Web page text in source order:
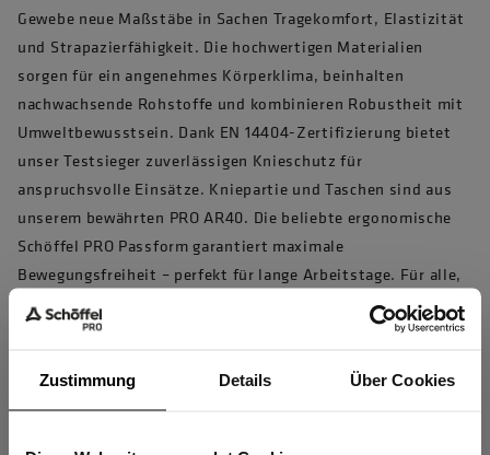
Zustimmung Details Über Cookies
Gewebe neue Maßstäbe in Sachen Tragekomfort, Elastizität
und Strapazierfähigkeit. Die hochwertigen Materialien
sorgen für ein angenehmes Körperklima, beinhalten
nachwachsende Rohstoffe und kombinieren Robustheit mit
Umweltbewusstsein. Dank EN 14404-Zertifizierung bietet
unser Testsieger zuverlässigen Knieschutz für
anspruchsvolle Einsätze. Kniepartie und Taschen sind aus
unserem bewährten PRO AR40. Die beliebte ergonomische
Schöffel PRO Passform garantiert maximale
Bewegungsfreiheit – perfekt für lange Arbeitstage. Für alle,
die auf Langlebigkeit, Funktionalität und
verantwortungsbewusste Arbeitskleidung setzen.
Artikelnummer 10033345 , Modellnummer 7511